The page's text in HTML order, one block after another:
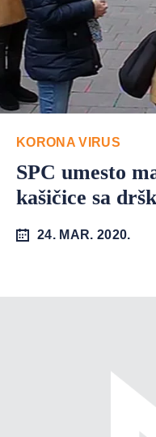
KORONA VIRUS
SPC umesto
kašičice sa
24. MAR. 2020.